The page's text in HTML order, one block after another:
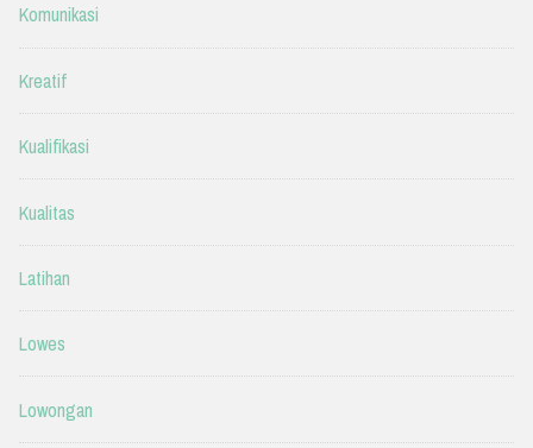
Komunikasi
Kreatif
Kualifikasi
Kualitas
Latihan
Lowes
Lowongan